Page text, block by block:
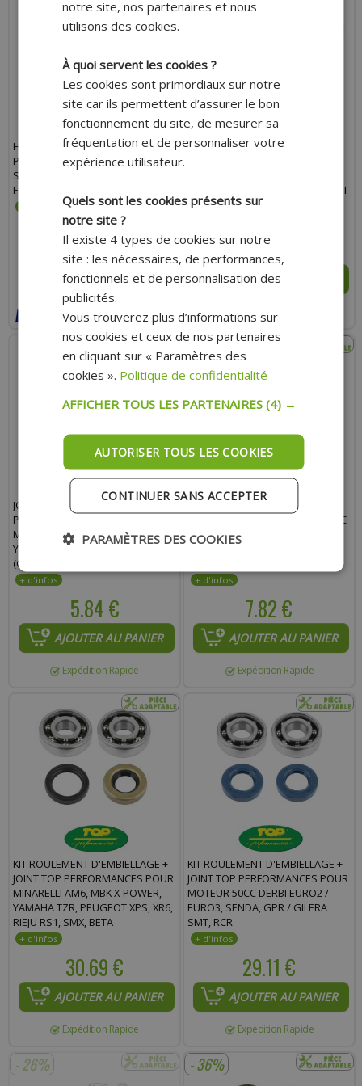
HAUT MOTEUR TOP
PERFORMANCES FONTE POUR
SCOOTER OVETTO, NEOS, SR50,
F12, BIG MAX, MACH G
134.54 €
197.10 €
AJOUTER AU PANIER
Expédition Rapide
Payer en 4x sans frais avec Paypal*
JOINT HAUT MOTEUR TOP
2006+, GPR 2006+, GILERA 50 SMT
2006+, RCR 2006+
17.75 €
AJOUTER AU PANIER
Expédition Rapide
JOINT HAUT MOTEUR TOP
PERFORMANCES FONTE POUR
MBK 50 BOOSTER, STUNT,
YAMAHA 50 BWS, SLIDER
(CULASSE TOP PERFORMANCES)
(POCHÈTE)
5.84 €
AJOUTER AU PANIER
Expédition Rapide
JOINT KIT HAUT MOTEUR TOP
PERFORMANCES POCHETTE 50CC
2T POUR AM6 : RS, RX, MX, TZR,
SMX, SPIKE, HRD
7.82 €
AJOUTER AU PANIER
Expédition Rapide
KIT ROULEMENT D'EMBIELLAGE +
JOINT TOP PERFORMANCES POUR
MINARELLI AM6, MBK X-POWER,
YAMAHA TZR, PEUGEOT XPS, XR6,
RIEJU RS1, SMX, BETA
30.69 €
AJOUTER AU PANIER
Expédition Rapide
KIT ROULEMENT D'EMBIELLAGE +
JOINT TOP PERFORMANCES POUR
MOTEUR 50CC DERBI EURO2 /
EURO3, SENDA, GPR / GILERA
SMT, RCR
29.11 €
AJOUTER AU PANIER
Expédition Rapide
- 26% - 36%
notre site, nos partenaires et nous
utilisons des cookies.
À quoi servent les cookies ?
Les cookies sont primordiaux sur notre
site car ils permettent d’assurer le bon
fonctionnement du site, de mesurer sa
fréquentation et de personnaliser votre
expérience utilisateur.
Quels sont les cookies présents sur
notre site ?
Il existe 4 types de cookies sur notre
site : les nécessaires, de performances,
fonctionnels et de personnalisation des
publicités.
Vous trouverez plus d’informations sur
nos cookies et ceux de nos partenaires
en cliquant sur « Paramètres des
cookies ». Politique de confidentialité
AFFICHER TOUS LES PARTENAIRES(4) →
AUTORISER TOUS LES COOKIES
CONTINUER SANS ACCEPTER
PARAMÈTRES DES COOKIES